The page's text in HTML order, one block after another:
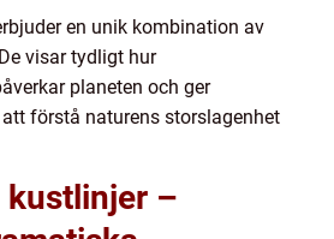
en unik kombination av
visar tydligt hur
planeten och ger
förstå naturens storslagenhet
kustlinjer –